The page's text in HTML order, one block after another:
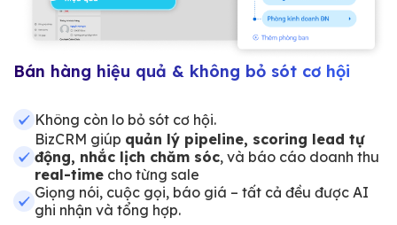
Bán hàng hiệu quả & không bỏ sót cơ hội
Không còn lo bỏ sót cơ hội.
BizCRM giúp quản lý pipeline, scoring lead tự
động, nhắc lịch chăm sóc, và báo cáo doanh thu
real-time cho từng sale
Giọng nói, cuộc gọi, báo giá – tất cả đều được AI
ghi nhận và tổng hợp.